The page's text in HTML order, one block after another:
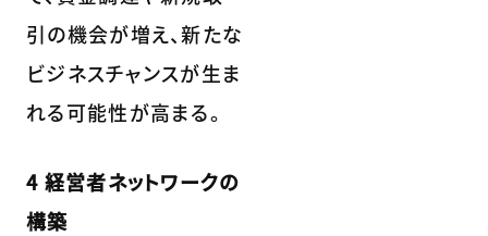
引の機会が増え、新たな
ビジネスチャンスが生ま
れる可能性が高まる。
4 経営者ネットワークの
構築